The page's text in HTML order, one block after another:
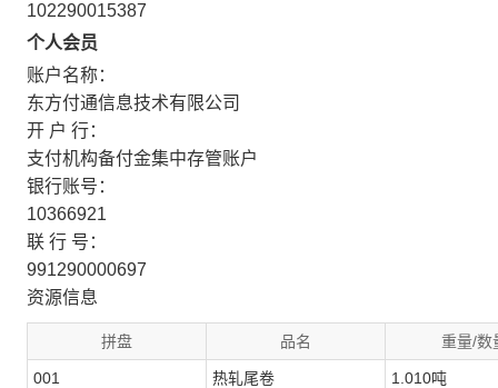
102290015387
个人会员
账户名称：
东方付通信息技术有限公司
开 户 行：
支付机构备付金集中存管账户
银行账号：
10366921
联 行 号：
991290000697
资源信息
拼盘 品名 重量/数
001 热轧尾卷 1.010吨